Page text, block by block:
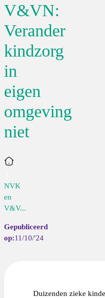
V&VN:
Verander
kindzorg
in
eigen
omgeving
niet
Home
NVK
en
V&V...
11/10/'24
Duizenden zieke